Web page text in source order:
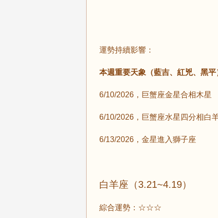
運勢持續影響 ：
本週重要天象 （藍吉、紅兇、黑平
6/10/2026，巨蟹座金星合相木星
6/10/2026，巨蟹座水星四分相白
6/13/2026，金星進入獅子座
白羊座（3.21~4.19）
綜合運勢：☆☆☆